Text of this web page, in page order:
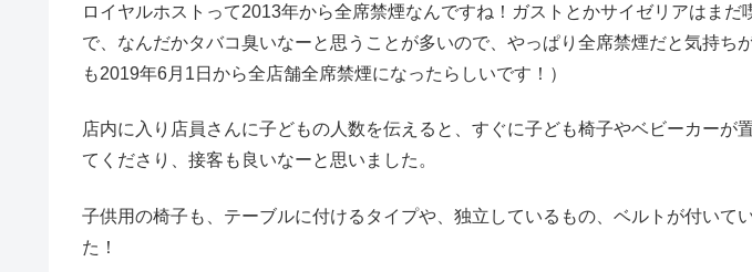
ロイヤルホストって2013年から全席禁煙なんですね！ガストとかサイゼリアはまだ
で、なんだかタバコ臭いなーと思うことが多いので、やっぱり全席禁煙だと気持ち
も2019年6月1日から全店舗全席禁煙になったらしいです！）
店内に入り店員さんに子どもの人数を伝えると、すぐに子ども椅子やベビーカーが
てくださり、接客も良いなーと思いました。
子供用の椅子も、テーブルに付けるタイプや、独立しているもの、ベルトが付いて
た！